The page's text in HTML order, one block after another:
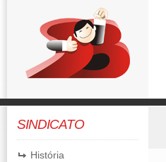
SINDICATO
História